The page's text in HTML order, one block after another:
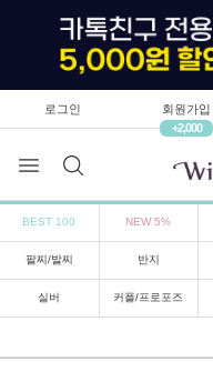
로그인 회원가입
+2,000
BEST 100 NEW 5%
팔찌/발찌 반지
실버 커플/프로포즈